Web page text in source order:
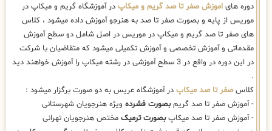
دوره های اموزش صفر تا صد گریم و میکاپ در آموزشگاه گریم و میکاپ در
موریس از پایه و بصورت صفر تا صد به هنرجو آموزش داده میشود ، کلاس
های صفر تا صد گریم و میکاپ در موریس در اصل شامل دو سطح آموزش
مقدماتی و آموزش تخصصی و آموزش تکمیلی میشود که متقاضیان با شرکت
در این دوره در واقع در 3 سطح آموزشی در رشته میکاپ را آموزش خواهند دید
.
کلاسصفر تا صد میکاپ در آموزشگاه عریس به دو صورت برگزار میشود :
- آموزش صفر تا صد گریمبصورت فشرده ویژه هنرجویان شهرستانی
- آموزش صفر تا صد میکاپبصورت ترمیک مختص هنرجویان تهرانی